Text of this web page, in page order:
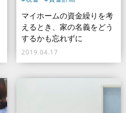
マイホームの資金繰りを考
えるとき、家の名義をどう
するかも忘れずに
2019.04.17